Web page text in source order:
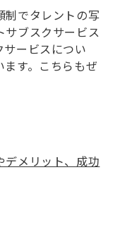
制でタレントの写
サブスクサービス
ービスについ
す。こちらもぜ
デメリット、成功